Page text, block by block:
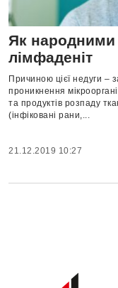
Як народними
лімфаденіт
Причиною цієї недуги –
проникнення
та продуктів розпаду
(інфіковані рани,...
21.12.2019 10:27